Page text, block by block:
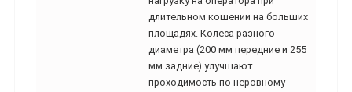
длительном кошении на больших
площадях. Колёса разного
диаметра (200 мм передние и 255
мм задние) улучшают
проходимость по неровному